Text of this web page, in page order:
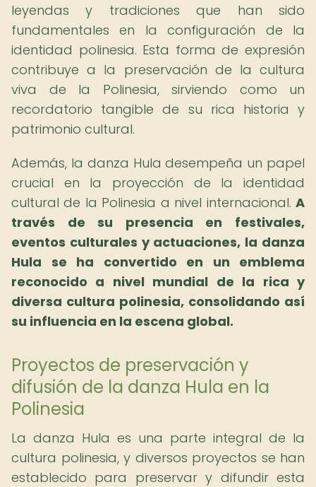
leyendas y tradiciones que han sido
fundamentales en la configuración de la
identidad polinesia. Esta forma de expresión
contribuye a la preservación de la cultura
viva de la Polinesia, sirviendo como un
recordatorio tangible de su rica historia y
patrimonio cultural.
Además, la danza Hula desempeña un papel
crucial en la proyección de la identidad
cultural de la Polinesia a nivel internacional. A
través de su presencia en festivales,
eventos culturales y actuaciones, la danza
Hula se ha convertido en un emblema
reconocido a nivel mundial de la rica y
diversa cultura polinesia, consolidando así
su influencia en la escena global.
Proyectos de preservación y
difusión de la danza Hula en la
Polinesia
La danza Hula es una parte integral de la
cultura polinesia, y diversos proyectos se han
establecido para preservar y difundir esta